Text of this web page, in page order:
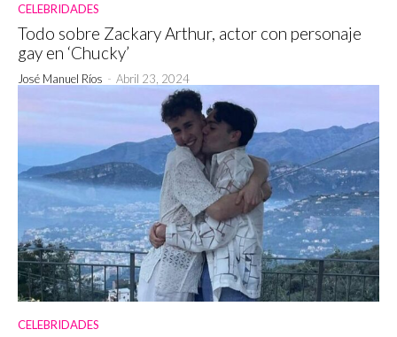
CELEBRIDADES
Todo sobre Zackary Arthur, actor con personaje
gay en ‘Chucky’
José Manuel Ríos - Abril 23, 2024
CELEBRIDADES